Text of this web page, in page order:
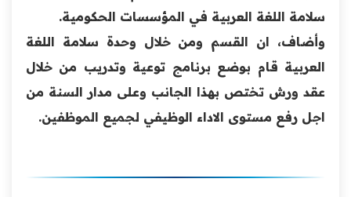
سلامة اللغة العربية في المؤسسات الحكومية.
وأضاف، ان القسم ومن خلال وحدة سلامة اللغة
العربية قام بوضع برنامج توعية وتدريب من خلال
عقد ورش تختص بهذا الجانب وعلى مدار السنة من
اجل رفع مستوى الاداء الوظيفي لجميع الموظفين.